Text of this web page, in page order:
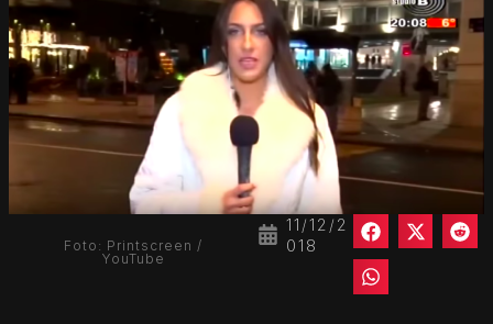
11/12/2
018
Foto: Printscreen /
YouTube